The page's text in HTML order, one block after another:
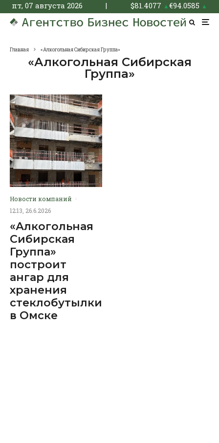
пт, 07 августа 2026 | $81.4077 ▲€94.0585 ▲
Главная «Алкогольная Сибирская Группа»
«Алкогольная Сибирская
Группа»
Новости компаний ·
12:13, 26.6.2026
«Алкогольная
Сибирская
Группа»
построит
ангар для
хранения
стеклобутылки
в Омске